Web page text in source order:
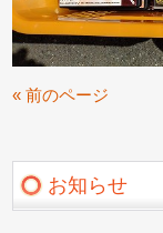
« 前のページ
お知らせ